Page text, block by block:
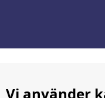
Vi använder